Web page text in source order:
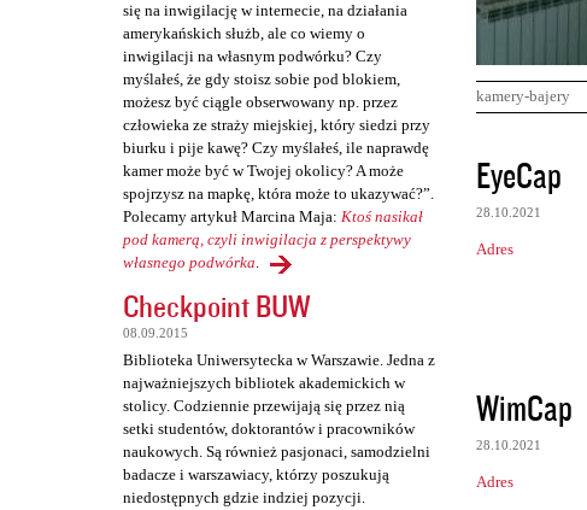
się na inwigilację w internecie, na działania
amerykańskich służb, ale co wiemy o
inwigilacji na własnym podwórku? Czy
myślałeś, że gdy stoisz sobie pod blokiem,
możesz być ciągle obserwowany np. przez
człowieka ze straży miejskiej, który siedzi przy
biurku i pije kawę? Czy myślałeś, ile naprawdę
kamer może być w Twojej okolicy? A może
spojrzysz na mapkę, która może to ukazywać?”.
Polecamy artykuł Marcina Maja: Ktoś nasikał
pod kamerą, czyli inwigilacja z perspektywy
własnego podwórka.
Checkpoint BUW
08.09.2015
Biblioteka Uniwersytecka w Warszawie. Jedna z
najważniejszych bibliotek akademickich w
stolicy. Codziennie przewijają się przez nią
setki studentów, doktorantów i pracowników
naukowych. Są również pasjonaci, samodzielni
badacze i warszawiacy, którzy poszukują
niedostępnych gdzie indziej pozycji.
kamery-bajery
K
o
m
e
r
z
e
EyeCap
28.10.2021
Adres
WimCap
28.10.2021
Adres